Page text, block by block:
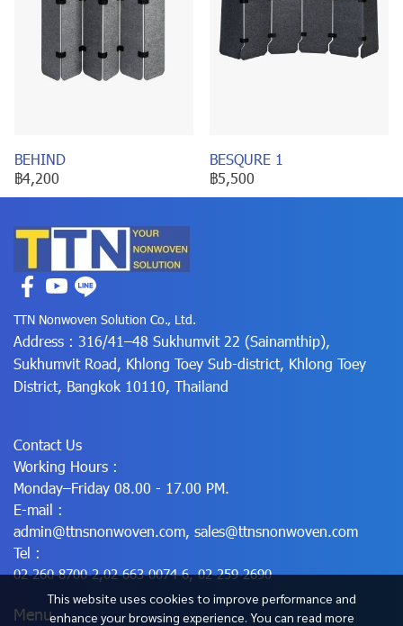
BEHIND
฿4,200
BESQURE 1
฿5,500
This website uses cookies to improve performance and
enhance your browsing experience. You can read more
TTN Nonwoven Solution Co., Ltd.
Address : 316/41–48 Sukhumvit 22 (Sainamthip),
Sukhumvit Road, Khlong Toey Sub-district, Khlong Toey
District, Bangkok 10110, Thailand
Contact Us
Working Hours :
Monday–Friday 08.00 - 17.00 PM.
E-mail :
admin@ttnsnonwoven.com, sales@ttnsnonwoven.com
Tel :
02-260-8700-2,02-663-0074-6,02-259-2690
Menu